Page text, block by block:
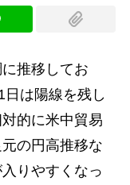
推移してお
日は陽線を残し
的に米中貿易
の円高推移な
りやすくなっ